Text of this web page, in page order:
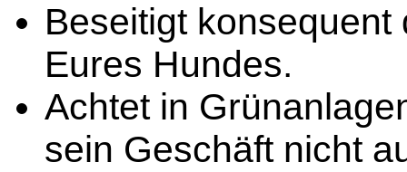
Beseitigt
Eures Hundes.
Achtet in
sein Geschäft nicht